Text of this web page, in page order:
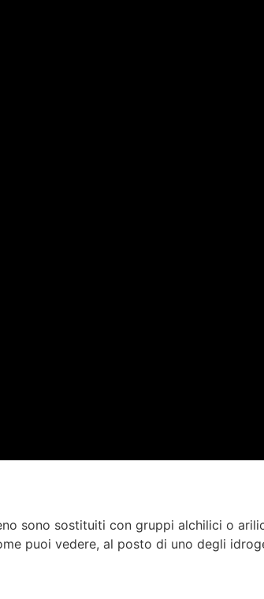
sono sostituiti con gruppi alchilici o
puoi vedere, al posto di uno degli